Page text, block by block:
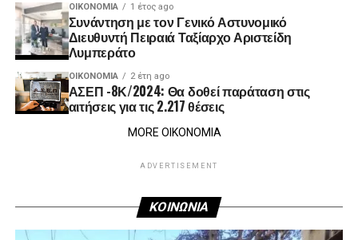
ΟΙΚΟΝΟΜΊΑ 1 έτος ago
Συνάντηση με τον Γενικό Αστυνομικό
Διευθυντή Πειραιά Ταξίαρχο Αριστείδη
Λυμπεράτο
ΟΙΚΟΝΟΜΊΑ 2 έτη ago
ΑΣΕΠ -8Κ/2024: Θα δοθεί παράταση στις
αιτήσεις για τις 2.217 θέσεις
MORE ΟΙΚΟΝΟΜΙΑ
ADVERTISEMENT
ΚΟΙΝΩΝΙΑ